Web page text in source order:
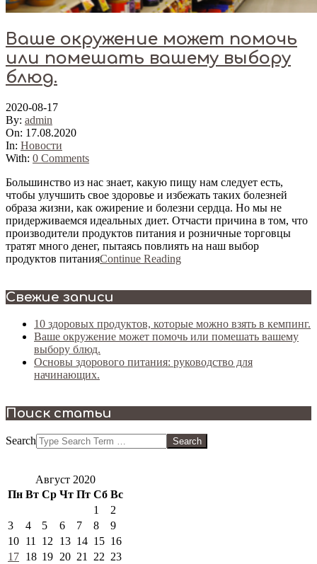
Ваше окружение может помочь
или помешать вашему выбору
блюд.
2020-08-17
By: admin
On: 17.08.2020
In: Новости
With: 0 Comments
Большинство из нас знает, какую пищу нам следует есть,
чтобы улучшить свое здоровье и избежать таких болезней
образа жизни, как ожирение и болезни сердца. Но мы не
придерживаемся идеальных диет. Отчасти причина в том, что
производители продуктов питания и розничные торговцы
тратят много денег, пытаясь повлиять на наш выбор
продуктов питанияContinue Reading
Свежие записи
10 здоровых продуктов, которые можно взять в кемпинг.
Ваше окружение может помочь или помешать вашему
выбору блюд.
Основы здорового питания: руководство для
начинающих.
Поиск статьи
Search
Август 2020
Пн Вт Ср Чт Пт Сб Вс
1
2
3
4 5 6 7 8
9
10 11 12 13 14 15 16
17 18 19 20 21 22 23